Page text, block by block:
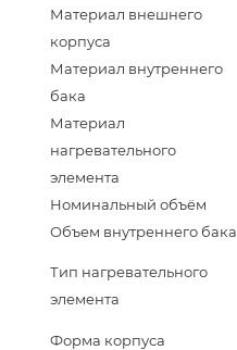
Материал внешнего
корпуса
Материал внутреннего
бака
Материал
нагревательного
элемента
Номинальный объём
Объем внутреннего бака
Тип нагревательного
элемента
Форма корпуса